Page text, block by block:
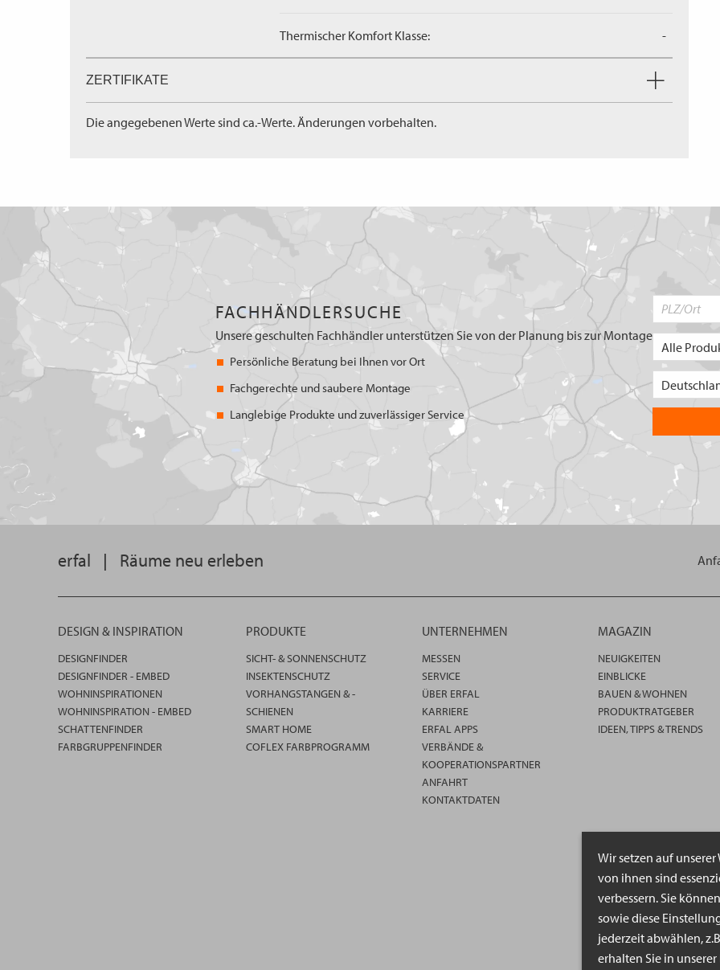
Wir setzen auf
von ihnen sind
verbessern. Sie
sowie diese
jederzeit abwählen,
erhalten Sie in
Thermischer Komfort Klasse: -
ZERTIFIKATE
Die angegebenen Werte sind ca.-Werte. Änderungen vorbehalten.
FACHHÄNDLERSUCHE
Unsere geschulten Fachhändler unterstützen Sie von der Planung bis zur Montage
Persönliche Beratung bei Ihnen vor Ort
Fachgerechte und saubere Montage
Langlebige Produkte und zuverlässiger Service
erfal | Räume neu erleben
DESIGN & INSPIRATION
DESIGNFINDER
DESIGNFINDER - EMBED
WOHNINSPIRATIONEN
WOHNINSPIRATION - EMBED
SCHATTENFINDER
FARBGRUPPENFINDER
PRODUKTE
SICHT- & SONNENSCHUTZ
INSEKTENSCHUTZ
VORHANGSTANGEN & -
SCHIENEN
SMART HOME
COFLEX FARBPROGRAMM
UNTERNEHMEN
MESSEN
SERVICE
ÜBER ERFAL
KARRIERE
ERFAL APPS
VERBÄNDE &
KOOPERATIONSPARTNER
ANFAHRT
KONTAKTDATEN
MAGAZIN
NEUIGKEITEN
EINBLICKE
BAUEN & WOHNEN
PRODUKTRATGEBER
IDEEN, TIPPS & TRENDS